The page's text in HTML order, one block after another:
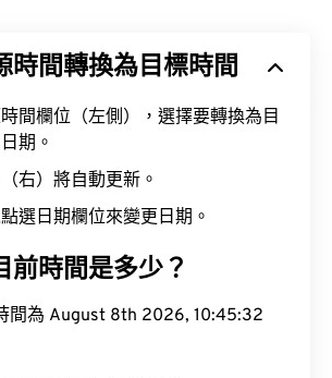
時間轉換為目標時間
間欄位（左側），選擇要轉換為目
期。
右）將自動更新。
選日期欄位來變更日期。
前時間是多少？
間為 August 8th 2026, 10:45:33